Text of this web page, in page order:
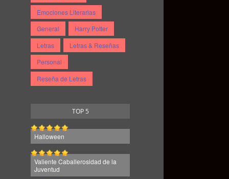
Emociones Literarias
General
Harry Potter
Letras
Letras & Reseñas
Personal
Reseña de Letras
TOP 5
Halloween
Valiente Caballerosidad de la
Juventud